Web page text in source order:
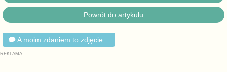
Powrót do artykułu
A moim zdaniem to zdjęcie...